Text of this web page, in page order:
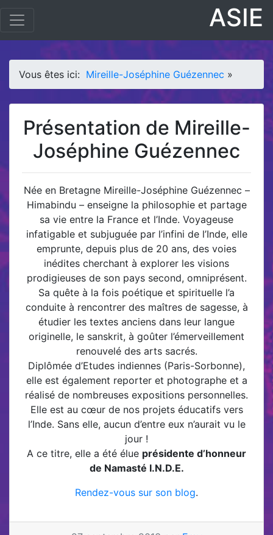
ASIE
Vous êtes ici: Mireille-Joséphine Guézennec »
Présentation de Mireille-
Joséphine Guézennec
Née en Bretagne Mireille-Joséphine Guézennec –
Himabindu – enseigne la philosophie et partage
sa vie entre la France et l’Inde. Voyageuse
infatigable et subjuguée par l’infini de l’Inde, elle
emprunte, depuis plus de 20 ans, des voies
inédites cherchant à explorer les visions
prodigieuses de son pays second, omniprésent.
Sa quête à la fois poétique et spirituelle l’a
conduite à rencontrer des maîtres de sagesse, à
étudier les textes anciens dans leur langue
originelle, le sanskrit, à goûter l’émerveillement
renouvelé des arts sacrés.
Diplômée d’Etudes indiennes (Paris-Sorbonne),
elle est également reporter et photographe et a
réalisé de nombreuses expositions personnelles.
Elle est au cœur de nos projets éducatifs vers
l’Inde. Sans elle, aucun d’entre eux n’aurait vu le
jour !
A ce titre, elle a été élue présidente d’honneur
de Namasté I.N.D.E.
Rendez-vous sur son blog.